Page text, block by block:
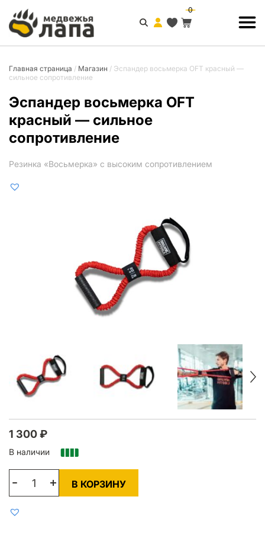
0
Главная страница / Магазин / Эспандер восьмерка OFT красный —
сильное сопротивление
Эспандер восьмерка OFT
красный — сильное
сопротивление
Резинка «Восьмерка» с высоким сопротивлением
1 300₽
В наличии
В КОРЗИНУ